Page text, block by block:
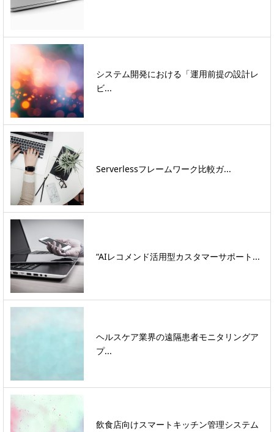
システム開発における「運用前提の設計レ
ビ...
Serverlessフレームワーク比較ガ...
“AIレコメンド活用型カスタマーサポート...
ヘルスケア業界の遠隔患者モニタリングア
プ...
飲食店向けスマートキッチン管理システム